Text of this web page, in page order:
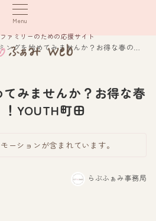
Menu
ァミリーのための応援サイト
を始めてみませんか？お得な春のキャンペーン！！YOUTH町田
みませんか？お得な春
YOUTH町田
ーションが含まれています。
らぶふぁみ事務局